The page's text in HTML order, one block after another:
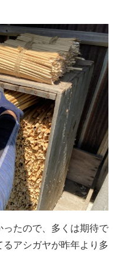
たので、多くは期待で
アシガヤが昨年より多